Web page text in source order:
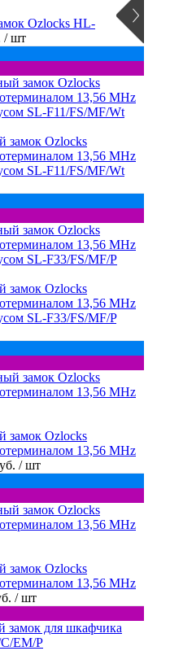
Ozlocks HL-
/ шт
замок Ozlocks
13,56 MHz
SL-F11/FS/MF/Wt
замок Ozlocks
13,56 MHz
SL-F33/FS/MF/P
замок Ozlocks
13,56 MHz
/ шт
замок Ozlocks
13,56 MHz
/ шт